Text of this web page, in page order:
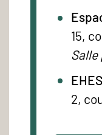
15,
2,